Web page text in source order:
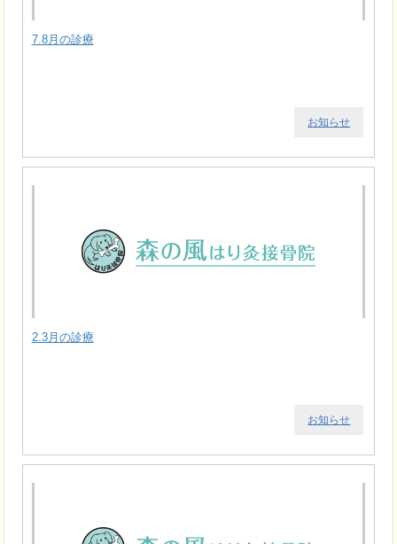
7.8月の診療
お知らせ
2.3月の診療
お知らせ